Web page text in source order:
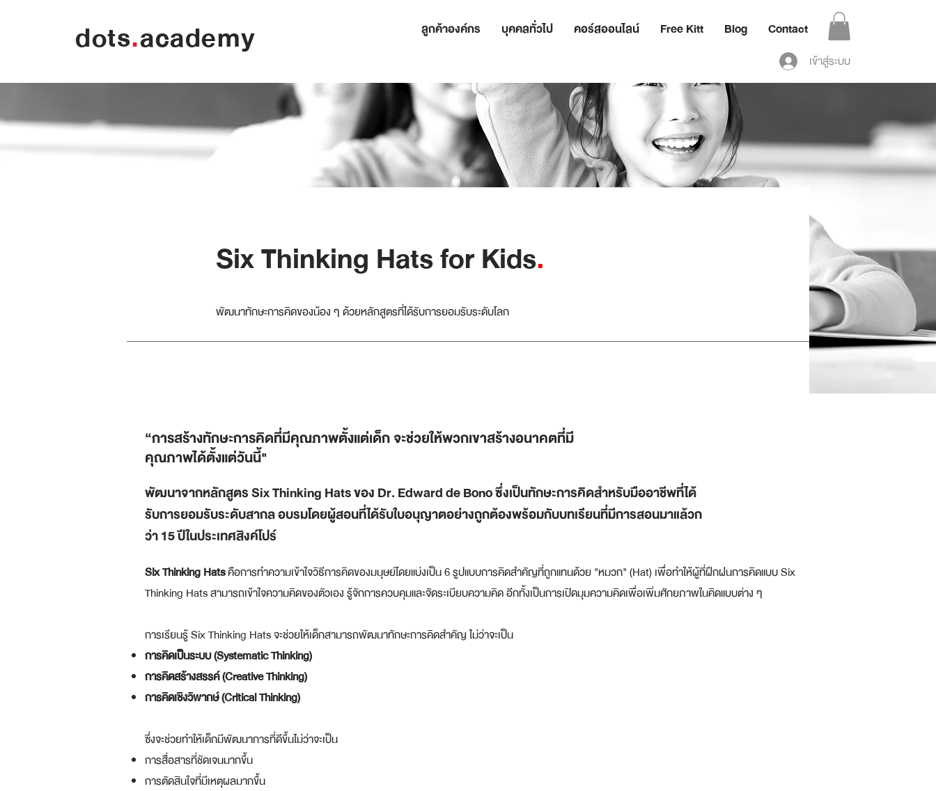
dots.academy ลูกค้าองค์กร บุคคลทั่วไป คอร์สออนไลน์ Free Kitt Blog Contact
เข้าสู่ระบบ
Six Thinking Hats for Kids.
พัฒนาทักษะการคิดของน้อง ๆ ด้วยหลักสูตรที่ได้รับการยอมรับระดับโลก
“การสร้างทักษะการคิดที่มีคุณภาพตั้งแต่เด็ก จะช่วยให้พวกเขาสร้างอนาคตที่มี
คุณภาพได้ตั้งแต่วันนี้"
พัฒนาจากหลักสูตร Six Thinking Hats ของ Dr. Edward de Bono ซึ่งเป็นทักษะการคิดสำหรับมืออาชีพที่ได้
รับการยอมรับระดับสากล อบรมโดยผู้สอนที่ได้รับใบอนุญาตอย่างถูกต้องพร้อมกับบทเรียนที่มีการสอนมาแล้วก
ว่า 15 ปีในประเทศสิงค์โปร์
Six Thinking Hatsคือการทำความเข้าใจวิธีการคิดของมนุษย์โดยแบ่งเป็น 6 รูปแบบการคิดสำคัญที่ถูกแทนด้วย "หมวก" (Hat) เพื่อทำให้ผู้ที่ฝึกฝนการคิดแบบ Six
Thinking Hats สามารถเข้าใจความคิดของตัวเอง รู้จักการควบคุมและจัดระเบียบความคิด อีกทั้งเป็นการเปิดมุมความคิดเพื่อเพิ่มศักยภาพในคิดแบบต่าง ๆ
การเรียนรู้ Six Thinking Hats จะช่วยให้เด็กสามารถพัฒนาทักษะการคิดสำคัญ ไม่ว่าจะเป็น​
การคิดเป็นระบบ (Systematic Thinking)
การคิดสร้างสรรค์ (Creative Thinking)
การคิดเชิงวิพากษ์ (Critical Thinking)
ซึ่งจะช่วยทำให้เด็กมีพัฒนาการที่ดีขึ้นไม่ว่าจะเป็น
การสื่อสารที่ชัดเจนมากขึ้น
การตัดสินใจที่มีเหตุผลมากขึ้น